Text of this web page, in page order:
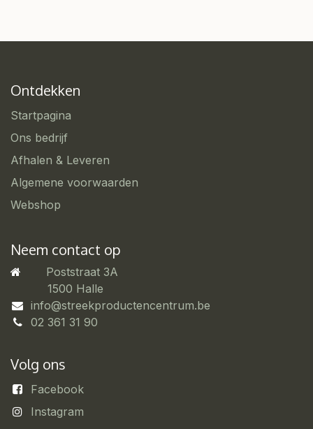
Ontdekken
Startpagina
Ons bedrijf
Afhalen & Leveren
Algemene voorwaarden
Webshop
Neem contact op
Poststraat 3A
​1500 Halle
info@streekproductencentrum.be
02 361 31 90
Volg ons
Facebook
Instagram